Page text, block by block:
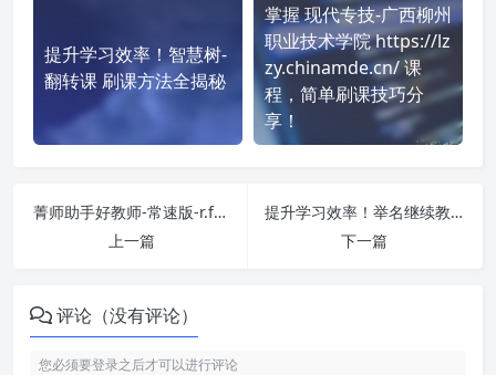
提升学习效率！智慧树-
翻转课 刷课方法全揭秘
掌握 现代专技-广西柳州
职业技术学院 https://lz
zy.chinamde.cn/ 课
程，简单刷课技巧分
享！
菁师助手好教师-常速版-r.forteacher.cn 刷课也能轻松过！简单技巧大公开
上一篇
提升学习效率！举名继续教育网-继续医学教育-专项培训 刷课方法全揭秘
下一篇
评论（没有评论）